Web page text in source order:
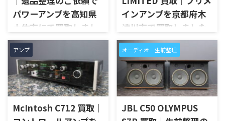
パワーアンプを高知県
土佐市にて買取しまし
た
高知県土佐市で、遺品整理に伴
いMcIntoshのステレオパワー
アンプ「MC252」を出張買取さ
せていただきました。今回の
お品物は、ご家族様より「大
切に使われていたオーディオ機
器なので、価値を分かるところ
インアンプを京都府木
津川市で買取しました
京都府木津川市で、SANSUIの
プリメインアンプ「AU-D907
LIMITED」を出張買取させてい
ただきました。今回のお品物
は、AU-D907をベースに各部の
高品位化が図られたLimitedモ
デルで、左右チャンネルの音出
し状態、入力切替、ボリュー
アンプ
McIntosh C712 買取｜
オーディオ 生前整理
JBL C50 OLYMPUS